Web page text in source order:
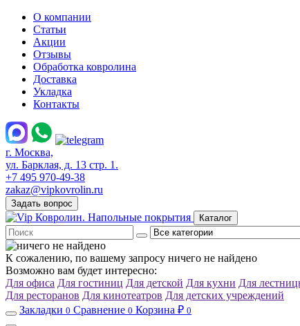
О компании
Статьи
Акции
Отзывы
Обработка ковролина
Доставка
Укладка
Контакты
г. Москва,
ул. Барклая, д. 13 стр. 1.
+7 495 970-49-38
zakaz@vipkovrolin.ru
Задать вопрос
Каталог
К сожалению, по вашему запросу ничего не найдено
Возможно вам будет интересно:
Для офиса Для гостиниц Для детской Для кухни Для
Для ресторанов Для кинотеатров Для детских учреждений
Закладки 0 Сравнение 0 Корзина ₽ 0